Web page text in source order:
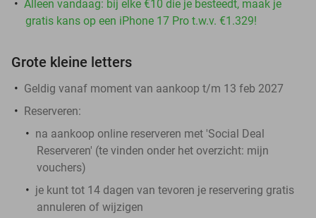
Alleen vandaag: bij elke €10 die je besteedt, maak je
gratis kans op een iPhone 17 Pro t.w.v. €1.329!
Grote kleine letters
Geldig vanaf moment van aankoop t/m 13 feb 2027
Reserveren:
na aankoop online reserveren met 'Social Deal
Reserveren' (te vinden onder het overzicht: mijn
vouchers)
je kunt tot 14 dagen van tevoren je reservering gratis
annuleren of wijzigen